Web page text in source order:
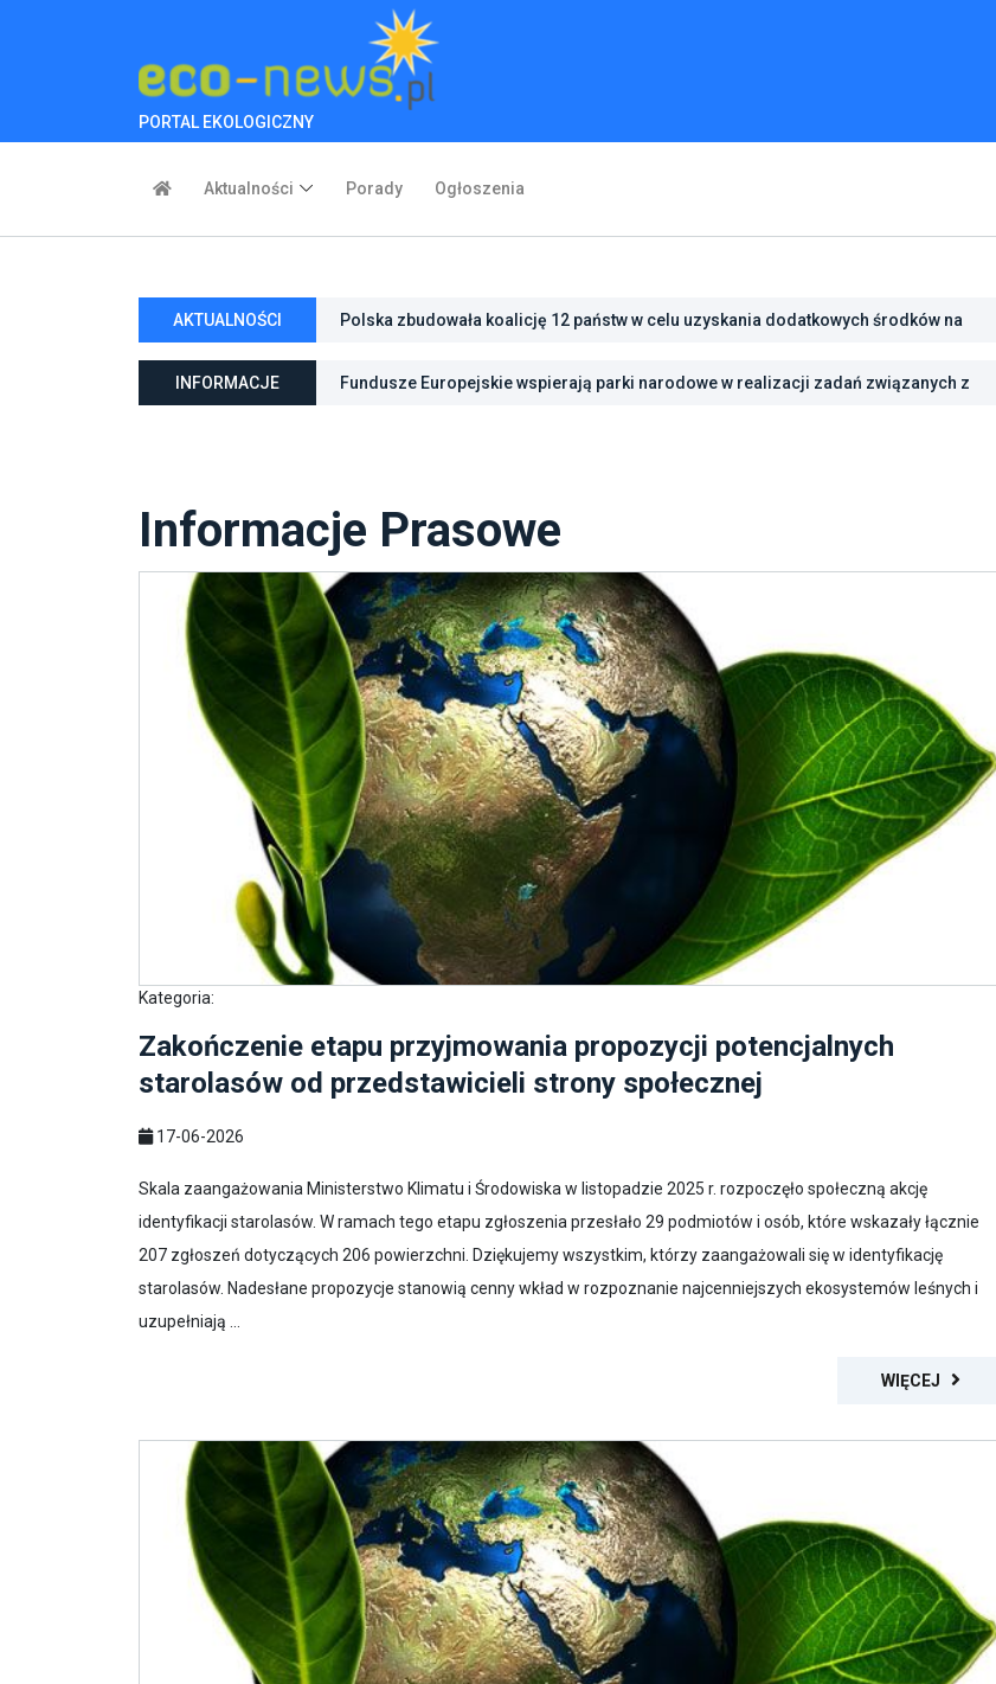
PORTAL EKOLOGICZNY
Aktualności Porady Ogłoszenia
AKTUALNOŚCI
niebieską infrastrukturę
INFORMACJE Fundusze Europejskie wspierają parki narodowe w realizacji zadań związanych z
Informacje Prasowe
Kategoria:
Zakończenie etapu przyjmowania propozycji potencjalnych
starolasów od przedstawicieli strony społecznej
17-06-2026
Skala zaangażowania Ministerstwo Klimatu i Środowiska w listopadzie 2025 r. rozpoczęło społeczną akcję
identyfikacji starolasów. W ramach tego etapu zgłoszenia przesłało 29 podmiotów i osób, które wskazały łącznie
207 zgłoszeń dotyczących 206 powierzchni. Dziękujemy wszystkim, którzy zaangażowali się w identyfikację
starolasów. Nadesłane propozycje stanowią cenny wkład w rozpoznanie najcenniejszych ekosystemów leśnych i
uzupełniają ...
WIĘCEJ